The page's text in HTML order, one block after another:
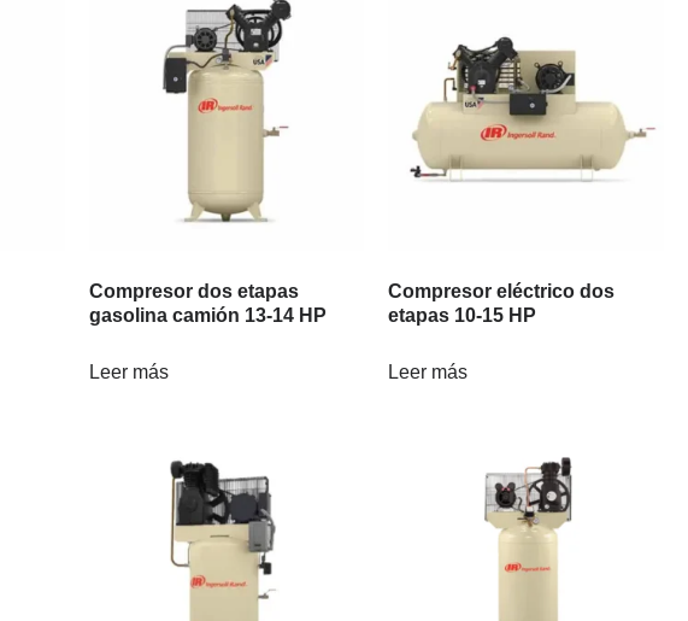
Compresor dos etapas
gasolina camión 13-14 HP
Leer más
Compresor eléctrico dos
etapas 10-15 HP
Leer más